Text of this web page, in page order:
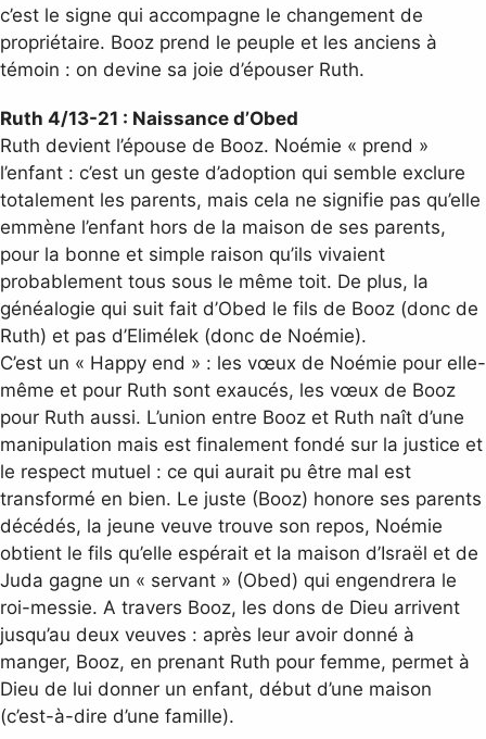
c’est le signe qui accompagne le changement de
propriétaire. Booz prend le peuple et les anciens à
témoin : on devine sa joie d’épouser Ruth.
Ruth 4/13-21 : Naissance d’Obed
Ruth devient l’épouse de Booz. Noémie « prend »
l’enfant : c’est un geste d’adoption qui semble exclure
totalement les parents, mais cela ne signifie pas qu’elle
emmène l’enfant hors de la maison de ses parents,
pour la bonne et simple raison qu’ils vivaient
probablement tous sous le même toit. De plus, la
généalogie qui suit fait d’Obed le fils de Booz (donc de
Ruth) et pas d’Elimélek (donc de Noémie).
C’est un « Happy end » : les vœux de Noémie pour elle-
même et pour Ruth sont exaucés, les vœux de Booz
pour Ruth aussi. L’union entre Booz et Ruth naît d’une
manipulation mais est finalement fondé sur la justice et
le respect mutuel : ce qui aurait pu être mal est
transformé en bien. Le juste (Booz) honore ses parents
décédés, la jeune veuve trouve son repos, Noémie
obtient le fils qu’elle espérait et la maison d’Israël et de
Juda gagne un « servant » (Obed) qui engendrera le
roi-messie. A travers Booz, les dons de Dieu arrivent
jusqu’au deux veuves : après leur avoir donné à
manger, Booz, en prenant Ruth pour femme, permet à
Dieu de lui donner un enfant, début d’une maison
(c’est-à-dire d’une famille).